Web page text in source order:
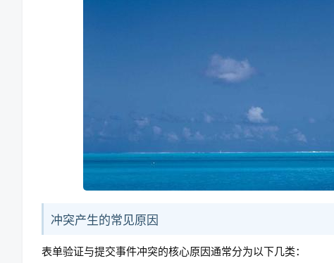
冲突产生的常见原因
表单验证与提交事件冲突的核心原因通常分为以下几类：